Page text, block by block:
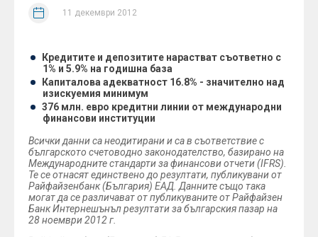
11 декември 2012
Кредитите и депозитите нарастват съответно с
1% и 5.9% на годишна база
Капиталова адекватност 16.8% - значително над
изискуемия минимум
376 млн. евро кредитни линии от международни
финансови институции
Всички данни са неодитирани и са в съответствие с
българското счетоводно законодателство, базирано на
Международните стандарти за финансови отчети (IFRS).
Те се отнасят единствено до резултати, публикувани от
Райфайзенбанк (България) ЕАД. Данните също така
могат да се различават от публикуваните от Райфайзен
Банк Интернешънъл резултати за българския пазар на
28 ноември 2012 г.